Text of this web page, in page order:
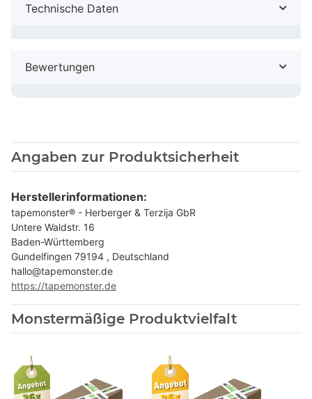
Technische Daten
Bewertungen
Angaben zur Produktsicherheit
Herstellerinformationen:
tapemonster® - Herberger & Terzija GbR
Untere Waldstr. 16
Baden-Württemberg
Gundelfingen 79194 , Deutschland
hallo@tapemonster.de
https://tapemonster.de
Monstermäßige Produktvielfalt